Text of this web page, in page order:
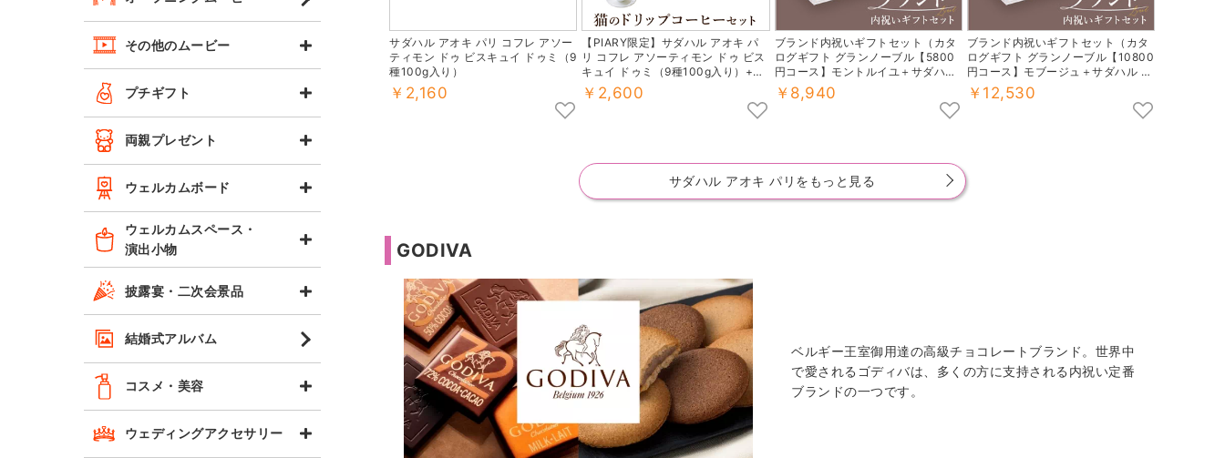
その他のムービー
プチギフト
両親プレゼント
ウェルカムボード
ウェルカムスペース・
演出小物
披露宴・二次会景品
結婚式アルバム
コスメ・美容
ウェディングアクセサリー
サダハル アオキ パリ コフレ アソー
ティモン ドゥ ビスキュイ ドゥミ（9
種100g入り）
￥2,160
【PIARY限定】サダハル アオキ パ
リ コフレ アソーティモン ドゥ ビス
キュイ ドゥミ（9種100g入り）+猫
と珈琲と私 3P BOX
￥2,600
ブランド内祝いギフトセット（カタ
ログギフト グランノーブル【5800
円コース】モントルイユ＋サダハル
アオキ パリ コフレ アソーティモン
ドゥ ビスキュイ ドゥミ）
￥8,940
ブランド内祝いギフトセット（カタ
ログギフト グランノーブル【10800
円コース】モブージュ＋サダハル ア
オキ パリ コフレ アソーティモン ド
ゥ ビスキュイ ドゥミ）
￥12,530
サダハル アオキ パリをもっと見る
GODIVA
ベルギー王室御用達の高級チョコレートブランド。世界中
で愛されるゴディバは、多くの方に支持される内祝い定番
ブランドの一つです。